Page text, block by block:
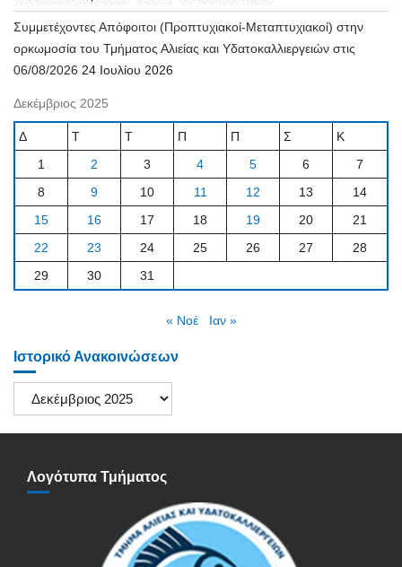
Συμμετέχοντες Απόφοιτοι (Προπτυχιακοί-Μεταπτυχιακοί) στην
ορκωμοσία του Τμήματος Αλιείας και Υδατοκαλλιεργειών στις
06/08/2026 24 Ιουλίου 2026
Δεκέμβριος 2025
Δ Τ Τ Π Π Σ
Κ
1
2 3 4 5 6
7
8
9 10 11 12 13
14
15
16 17 18 19 20
21
22
23 24 25 26 27
28
29
30 31
« Νοέ Ιαν »
Ιστορικό Ανακοινώσεων
Ιστορικό
Ανακοινώσεων
Λογότυπα Τμήματος